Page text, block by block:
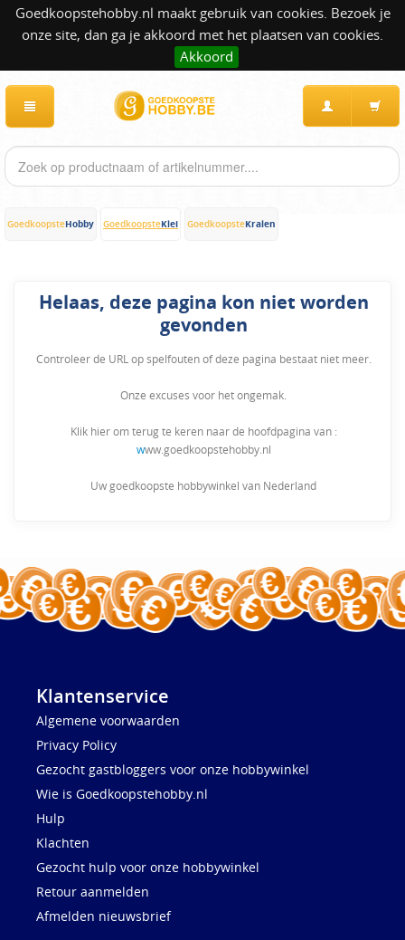
Goedkoopstehobby.nl maakt gebruik van cookies. Bezoek je
onze site, dan ga je akkoord met het plaatsen van cookies.
Akkoord
GoedkoopsteHobby GoedkoopsteKlei GoedkoopsteKralen
Helaas, deze pagina kon niet worden
gevonden
Controleer de URL op spelfouten of deze pagina bestaat niet meer.
Onze excuses voor het ongemak.
Klik hier om terug te keren naar de hoofdpagina van :
www.goedkoopstehobby.nl
Uw goedkoopste hobbywinkel van Nederland
Klantenservice
Algemene voorwaarden
Privacy Policy
Gezocht gastbloggers voor onze hobbywinkel
Wie is Goedkoopstehobby.nl
Hulp
Klachten
Gezocht hulp voor onze hobbywinkel
Retour aanmelden
Afmelden nieuwsbrief